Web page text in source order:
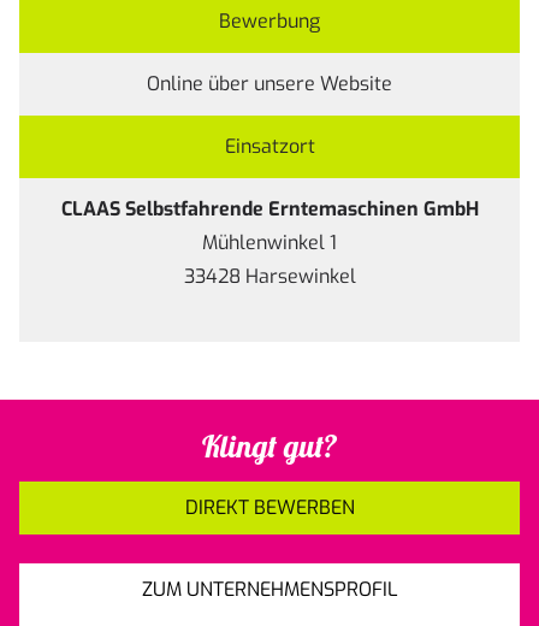
Bewerbung
Online über unsere Website
Einsatzort
CLAAS Selbstfahrende Erntemaschinen GmbH
Mühlenwinkel 1
33428 Harsewinkel
Klingt gut?
DIREKT BEWERBEN
ZUM UNTERNEHMENSPROFIL